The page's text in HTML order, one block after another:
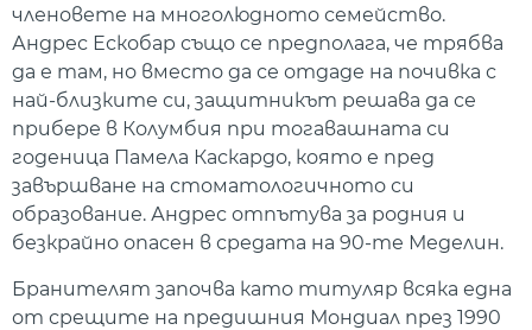
членовете на многолюдното семейство.
Андрес Ескобар също се предполага, че трябва
да е там, но вместо да се отдаде на почивка с
най-близките си, защитникът решава да се
прибере в Колумбия при тогавашната си
годеница Памела Каскардо, която е пред
завършване на стоматологичното си
образование. Андрес отпътува за родния и
безкрайно опасен в средата на 90-те Меделин.
Бранителят започва като титуляр всяка една
от срещите на предишния Мондиал през 1990